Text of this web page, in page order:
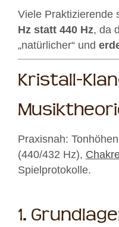
Viele Praktizierende
Hz statt 440 Hz, da
„natürlicher“ und
Kristall-
Praxisnah:
(440/432 Hz),
Spielprotokolle.
1.